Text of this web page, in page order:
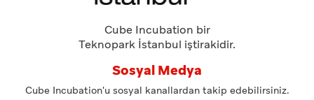
Cube Incubation bir
Teknopark İstanbul iştirakidir.
Sosyal Medya
Cube Incubation'u sosyal kanallardan takip edebilirsiniz.